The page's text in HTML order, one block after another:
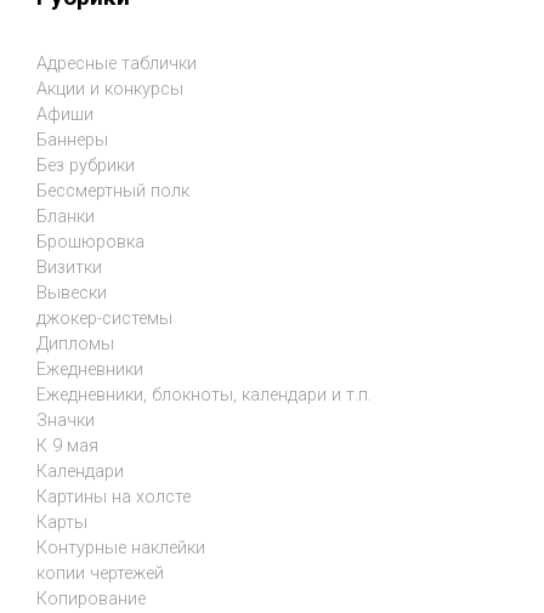
Адресные таблички
Акции и конкурсы
Афиши
Баннеры
Без рубрики
Бессмертный полк
Бланки
Брошюровка
Визитки
Вывески
джокер-системы
Дипломы
Ежедневники
Ежедневники, блокноты, календари и т.п.
Значки
К 9 мая
Календари
Картины на холсте
Карты
Контурные наклейки
копии чертежей
Копирование